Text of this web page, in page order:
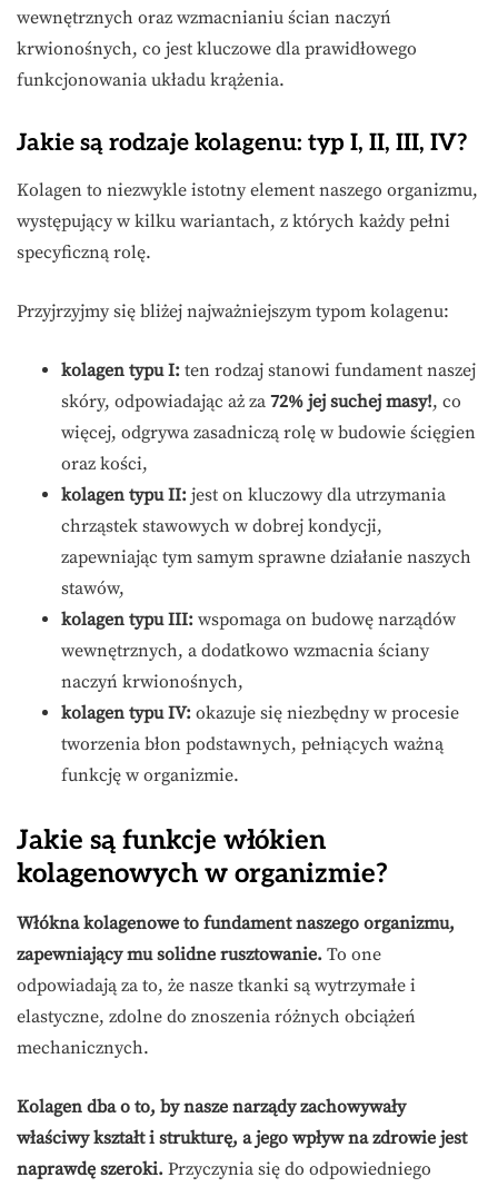
wewnętrznych oraz wzmacnianiu ścian naczyń
krwionośnych, co jest kluczowe dla prawidłowego
funkcjonowania układu krążenia.
Jakie są rodzaje kolagenu: typ I, II, III, IV?
Kolagen to niezwykle istotny element naszego organizmu,
występujący w kilku wariantach, z których każdy pełni
specyficzną rolę.
Przyjrzyjmy się bliżej najważniejszym typom kolagenu:
kolagen typu I: ten rodzaj stanowi fundament naszej
skóry, odpowiadając aż za 72% jej suchej masy!, co
więcej, odgrywa zasadniczą rolę w budowie ścięgien
oraz kości,
kolagen typu II: jest on kluczowy dla utrzymania
chrząstek stawowych w dobrej kondycji,
zapewniając tym samym sprawne działanie naszych
stawów,
kolagen typu III: wspomaga on budowę narządów
wewnętrznych, a dodatkowo wzmacnia ściany
naczyń krwionośnych,
kolagen typu IV: okazuje się niezbędny w procesie
tworzenia błon podstawnych, pełniących ważną
funkcję w organizmie.
Jakie są funkcje włókien
kolagenowych w organizmie?
Włókna kolagenowe to fundament naszego organizmu,
zapewniający mu solidne rusztowanie. To one
odpowiadają za to, że nasze tkanki są wytrzymałe i
elastyczne, zdolne do znoszenia różnych obciążeń
mechanicznych.
Kolagen dba o to, by nasze narządy zachowywały
właściwy kształt i strukturę, a jego wpływ na zdrowie jest
naprawdę szeroki. Przyczynia się do odpowiedniego